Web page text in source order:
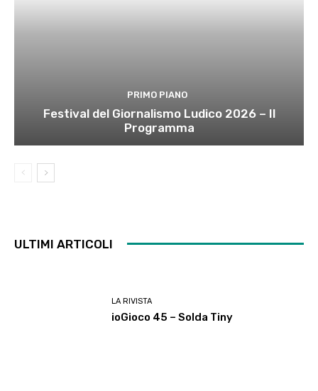
PRIMO PIANO
Festival del Giornalismo Ludico 2026 – Il
Programma
ULTIMI ARTICOLI
LA RIVISTA
ioGioco 45 – Solda Tiny